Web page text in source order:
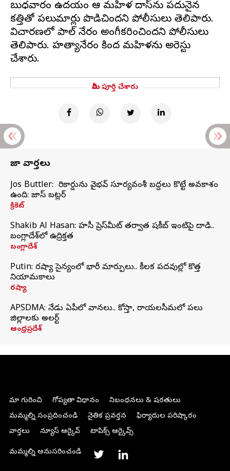
బుధవారం ఉదయం ఆ మహిళ దాస్‌ను పదునైన
కత్తితో పలుమార్లు పొడిచిందని పోలీసులు తెలిపారు.
విచారణలో పాల్ నేరం అంగీకరించిందని పోలీసులు
తెలిపారు. హత్యానేరం కింద మహిళను అరెస్టు
మీరు పూర్తి చేశారు
తాజా వార్తలు
Jos Buttler: నా రికార్డును వైభవ్ సూర్యవంశీ బద్దలు కొట్టే అవకాశం
ఉంది: జాస్ బట్లర్
క్రికెట్
Shakib Al Hasan: హసీనా ప్రెస్‌మీట్‌ తర్వాత షకీబ్‌ ఇంటిపై దాడి..
బంగ్లాదేశ్‌లో ఉద్రిక్తత
బంగ్లాదేశ్
Putin: రష్యా సైన్యంలో భారీ మార్పులు.. కీలక పదవుల్లో కొత్త
నియామకాలు
రష్యా
APSDMA: నేడు ఏపీలో వానలు.. కోస్తా, రాయలసీమలో పలు
జిల్లాలకు అలర్ట్
ఆంధ్రప్రదేశ్
మా గురించి గోప్యతా విధానం
నిబంధనలు & షరతులు
మమ్మల్ని సంప్రదించండి
నైతిక ప్రవర్తన
ఫిర్యాదుల పరిష్కారం
వార్తలు
న్యూస్ ఆర్కైవ్ టాపిక్స్ ఆర్కైవ్స్
మమ్మల్ని అనుసరించండి